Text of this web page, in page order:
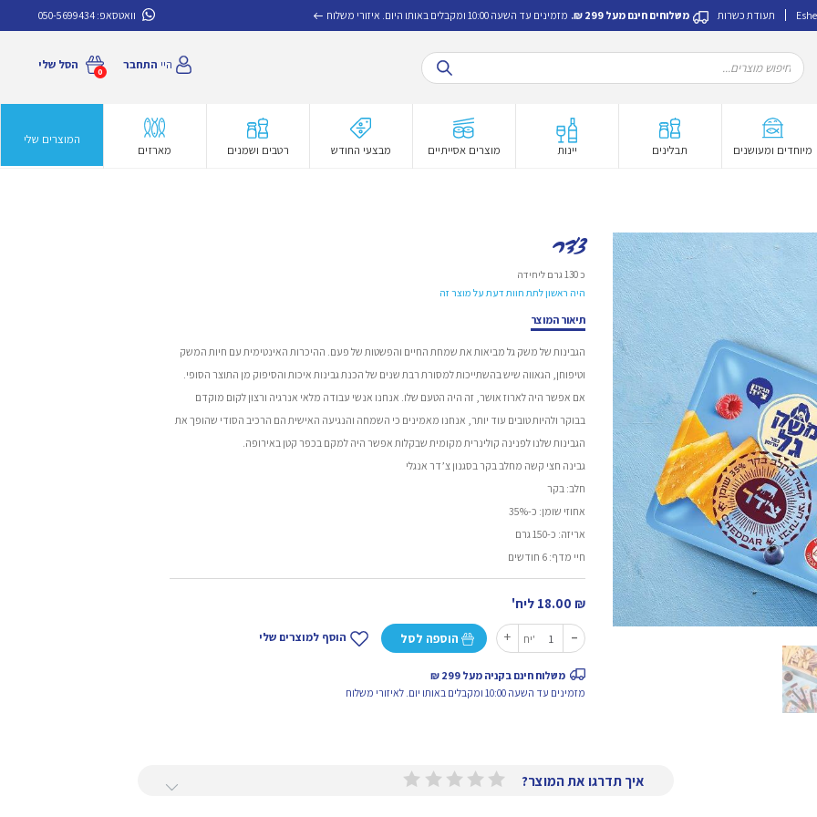
תעודת כשרות משלוחים חינם מעל 299 ₪. מזמינים עד השעה 10:00 ומקבלים באותו היום. איזורי משלוח וואטסאפ: 050-5699434
הסל שלי 0 היי התחבר
Products
search
מיוחדים ומעושנים תבלינים יינות מוצרים אסייתיים מבצעי החודש רטבים ושמנים מארזים
המוצרים שלי
צ'דר
כ 130 גרם ליחידה
היה ראשון לתת חוות דעת על מוצר זה
תיאור המוצר
הגבינות של משק גל מביאות את שמחת החיים והפשטות של פעם. ההיכרות האינטימית עם חיות המשק
וטיפוחן, הגאווה שיש בהשתייכות למסורת רבת שנים של הכנת גבינות איכות והסיפוק מן התוצר הסופי.
אם אפשר היה לארוז אושר, זה היה הטעם שלו. אנחנו אנשי עבודה מלאי אנרגיה ורצון לקום מוקדם
בבוקר ולהיות טובים עוד יותר, אנחנו מאמינים כי השמחה והנגיעה האישית הם הרכיב הסודי שהופך את
הגבינות שלנו לפנינה קולינרית מקומית שבקלות אפשר היה למקם בכפר קטן באירופה.
גבינה חצי קשה מחלב בקר בסגנון צ’דר אנגלי
חלב: בקר
אחוזי שומן: כ-35%
אריזה: כ-150 גרם
חיי מדף: 6 חודשים
18.00 ₪ ליח'
-
כמות
של
צ'דר
יח' + הוספה לסל הוסף למוצרים שלי
משלוח חינם בקניה מעל 299 ₪
מזמינים עד השעה 10:00 ומקבלים באותו יום.
לאיזורי משלוח
איך תדרגו את המוצר?